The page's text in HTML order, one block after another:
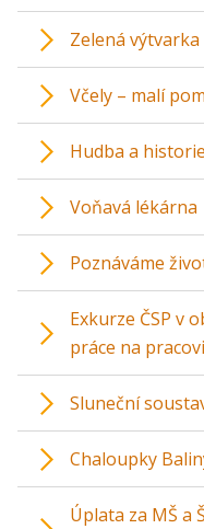
Zelená výtvarka
Včely – malí
Hudba a
Voňavá lékárna
Poznáváme
Exkurze ČSP v
práce na
Sluneční
Chaloupky
Úplata za MŠ a